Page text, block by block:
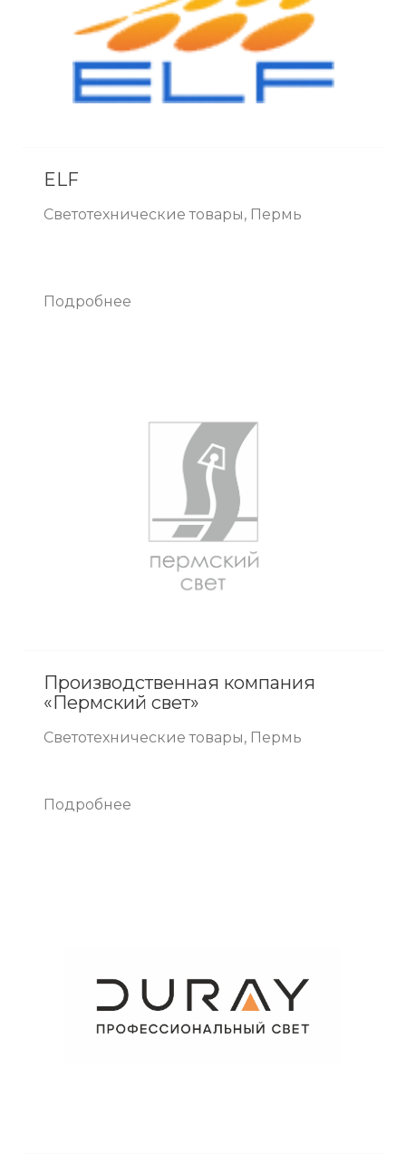
ELF
Светотехнические товары, Пермь
Подробнее
Производственная компания
«Пермский свет»
Светотехнические товары, Пермь
Подробнее